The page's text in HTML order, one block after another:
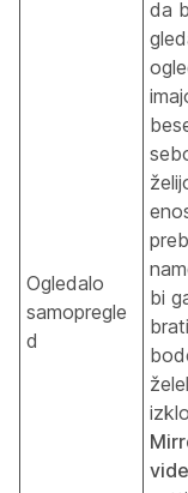
Ogledalo
samopregle
d
da
bi